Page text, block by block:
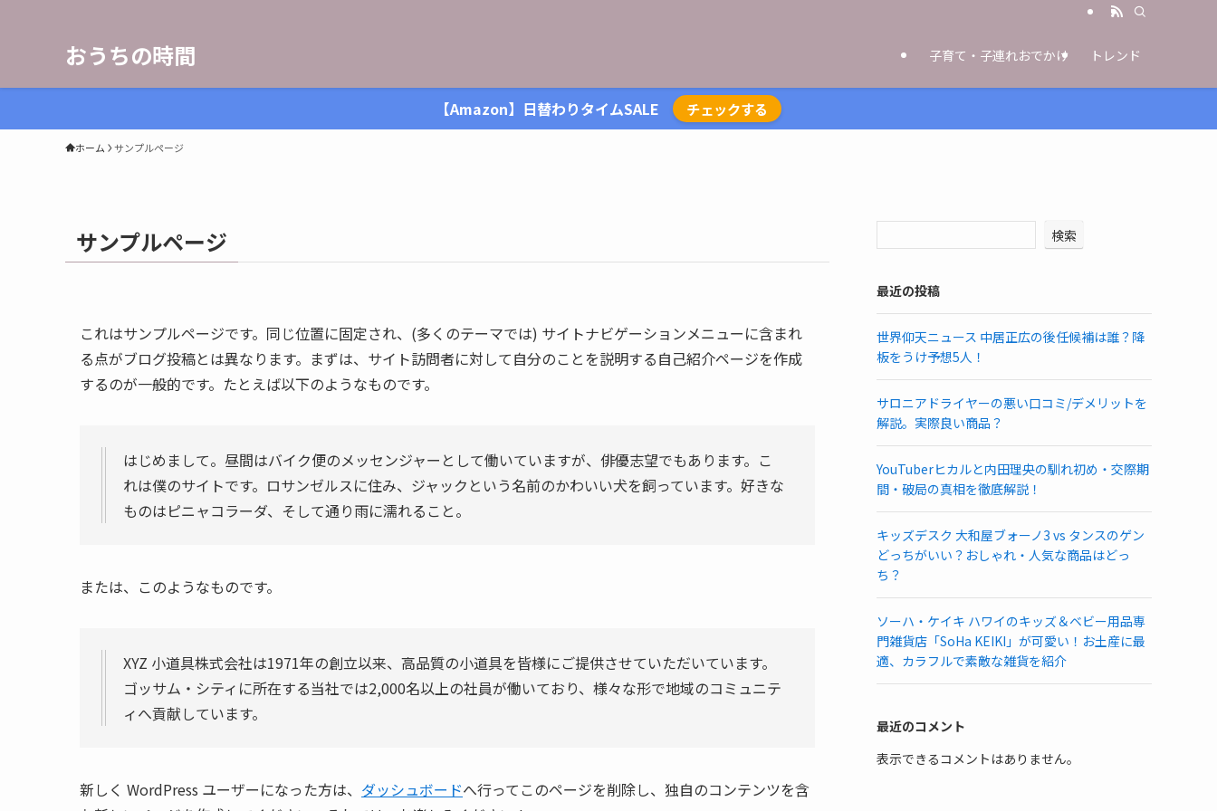
おうちの時間 子育て・子連れおでかけ トレンド
【Amazon】日替わりタイムSALE チェックする
ホーム サンプルページ
サンプルページ
これはサンプルページです。同じ位置に固定され、(多くのテーマでは) サイトナビゲーションメニューに含まれ
る点がブログ投稿とは異なります。まずは、サイト訪問者に対して自分のことを説明する自己紹介ページを作成
するのが一般的です。たとえば以下のようなものです。
はじめまして。昼間はバイク便のメッセンジャーとして働いていますが、俳優志望でもあります。こ
れは僕のサイトです。ロサンゼルスに住み、ジャックという名前のかわいい犬を飼っています。好きな
ものはピニャコラーダ、そして通り雨に濡れること。
または、このようなものです。
XYZ 小道具株式会社は1971年の創立以来、高品質の小道具を皆様にご提供させていただいています。
ゴッサム・シティに所在する当社では2,000名以上の社員が働いており、様々な形で地域のコミュニテ
ィへ貢献しています。
新しく WordPress ユーザーになった方は、 ダッシュボードへ行ってこのページを削除し、独自のコンテンツを含
検索
最近の投稿
世界仰天ニュース 中居正広の後任候補は誰？降
板をうけ予想5人！
サロニアドライヤーの悪い口コミ/デメリットを
解説。実際良い商品？
YouTuberヒカルと内田理央の馴れ初め・交際期
間・破局の真相を徹底解説！
キッズデスク 大和屋ブォーノ3 vs タンスのゲン
どっちがいい？おしゃれ・人気な商品はどっ
ち？
ソーハ・ケイキ ハワイのキッズ＆ベビー用品専
門雑貨店「SoHa KEIKI」が可愛い！お土産に最
適、カラフルで素敵な雑貨を紹介
最近のコメント
表示できるコメントはありません。